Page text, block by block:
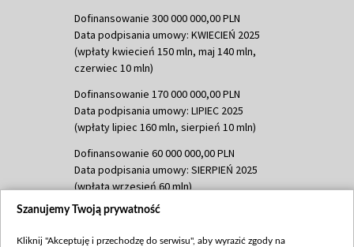
Dofinansowanie 300 000 000,00 PLN
Data podpisania umowy: KWIECIEŃ 2025
(wpłaty kwiecień 150 mln, maj 140 mln,
czerwiec 10 mln)
Dofinansowanie 170 000 000,00 PLN
Data podpisania umowy: LIPIEC 2025
(wpłaty lipiec 160 mln, sierpień 10 mln)
Dofinansowanie 60 000 000,00 PLN
Data podpisania umowy: SIERPIEŃ 2025
(wpłata wrzesień 60 mln)
Dofinansowanie 635 783 051,21 PLN
Szanujemy Twoją prywatność
Kliknij "Akceptuję i przechodzę do serwisu", aby wyrazić zgody na